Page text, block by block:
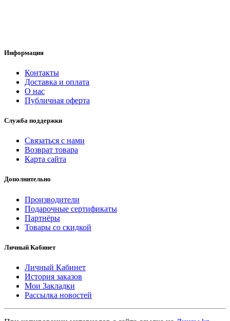
Информация
Контакты
Доставка и оплата
О нас
Публичная оферта
Служба поддержки
Связаться с нами
Возврат товара
Карта сайта
Дополнительно
Производители
Подарочные сертификаты
Партнёры
Товары со скидкой
Личный Кабинет
Личный Кабинет
История заказов
Мои Закладки
Рассылка новостей